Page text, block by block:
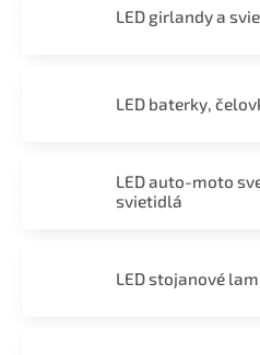
LED girlandy a
LED baterky,
LED auto-moto
svietidlá
LED stojanové